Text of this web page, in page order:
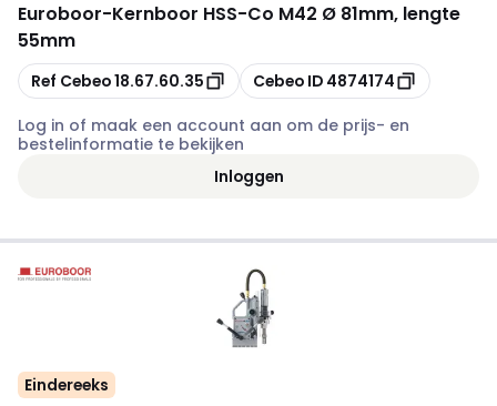
Euroboor-Kernboor HSS-Co M42 Ø 81mm, lengte
55mm
Kopiëren
Ref Cebeo18.67.60.35 Kopiëren
Cebeo ID 4874174
Log in of maak een account aan om de prijs- en
bestelinformatie te bekijken
Inloggen
Eindereeks